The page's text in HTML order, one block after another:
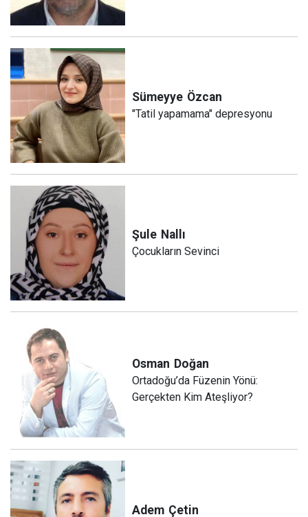
Sümeyye Özcan
"Tatil yapamama" depresyonu
Şule Nallı
Çocukların Sevinci
Osman Doğan
Ortadoğu’da Füzenin Yönü:
Gerçekten Kim Ateşliyor?
Adem Çetin